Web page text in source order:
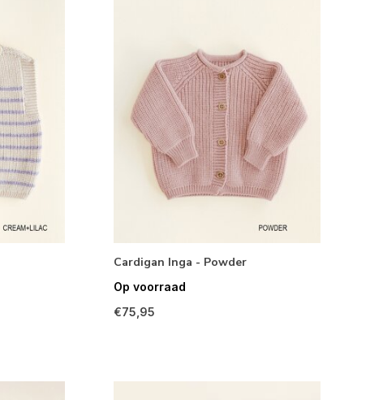
Cardigan Inga - Powder
Op voorraad
€75,95